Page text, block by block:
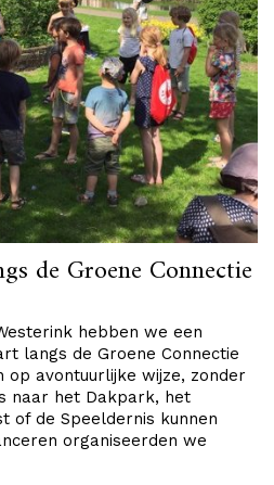
de Groene Connectie
hebben we een
langs de Groene Connectie
op avontuurlijke wijze, zonder
naar het Dakpark, het
of de Speeldernis kunnen
organiseerden we